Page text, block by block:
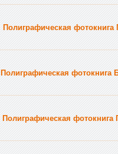
Полиграфическая фотокнига
Полиграфическая фотокнига
Полиграфическая фотокнига